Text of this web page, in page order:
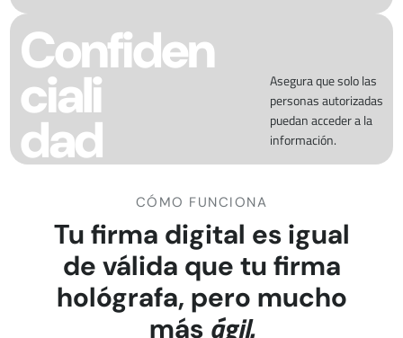
Confiden
ciali
dad
Asegura que solo las
personas autorizadas
puedan acceder a la
información.
CÓMO FUNCIONA
Tu firma digital es igual
de válida que tu firma
hológrafa, pero mucho
más ágil.